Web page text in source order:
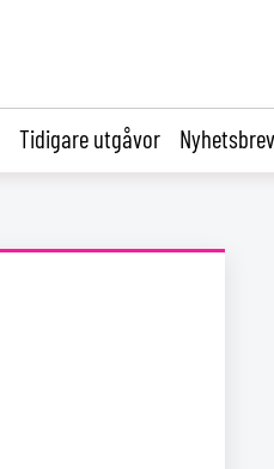
Tidigare utgåvor Nyhetsbrev